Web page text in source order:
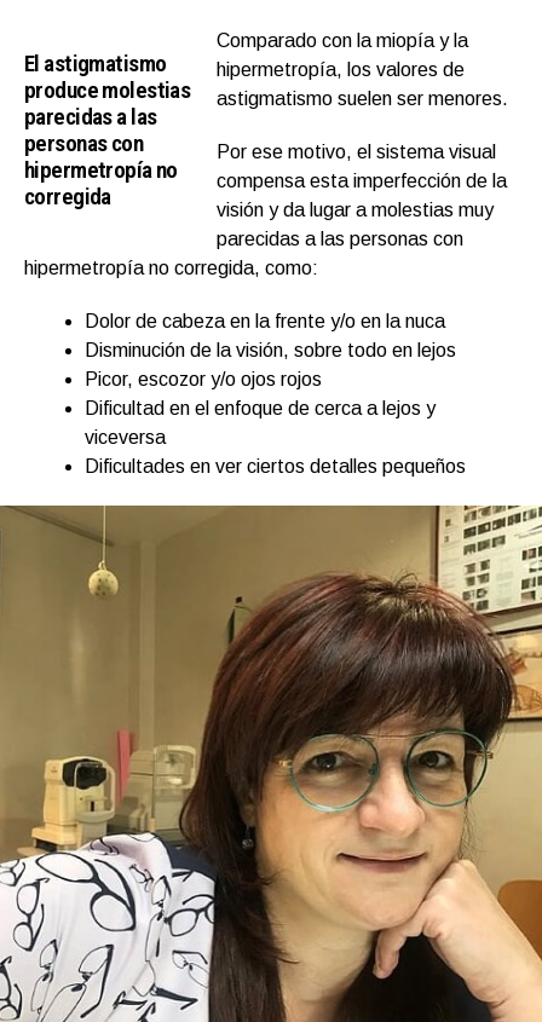
El astigmatismo
produce molestias
parecidas a las
personas con
hipermetropía no
corregida
Comparado con la miopía y la
hipermetropía, los valores de
astigmatismo suelen ser menores.
Por ese motivo, el sistema visual
compensa esta imperfección de la
visión y da lugar a molestias muy
parecidas a las personas con
hipermetropía no corregida, como:
Dolor de cabeza en la frente y/o en la nuca
Disminución de la visión, sobre todo en lejos
Picor, escozor y/o ojos rojos
Dificultad en el enfoque de cerca a lejos y
viceversa
Dificultades en ver ciertos detalles pequeños